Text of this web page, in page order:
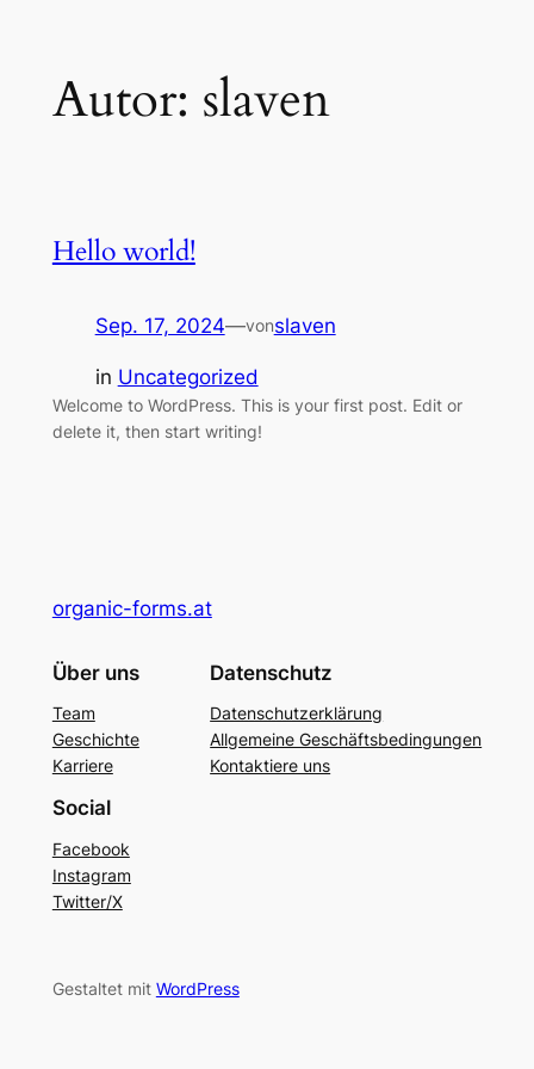
springenAutor: slaven
Hello world!
Sep. 17, 2024—vonslaven
in Uncategorized
Welcome to WordPress. This is your first post. Edit or
delete it, then start writing!
organic-forms.at
Über uns
Team
Geschichte
Karriere
Datenschutz
Datenschutzerklärung
Allgemeine Geschäftsbedingungen
Kontaktiere uns
Social
Facebook
Instagram
Twitter/X
Gestaltet mit WordPress